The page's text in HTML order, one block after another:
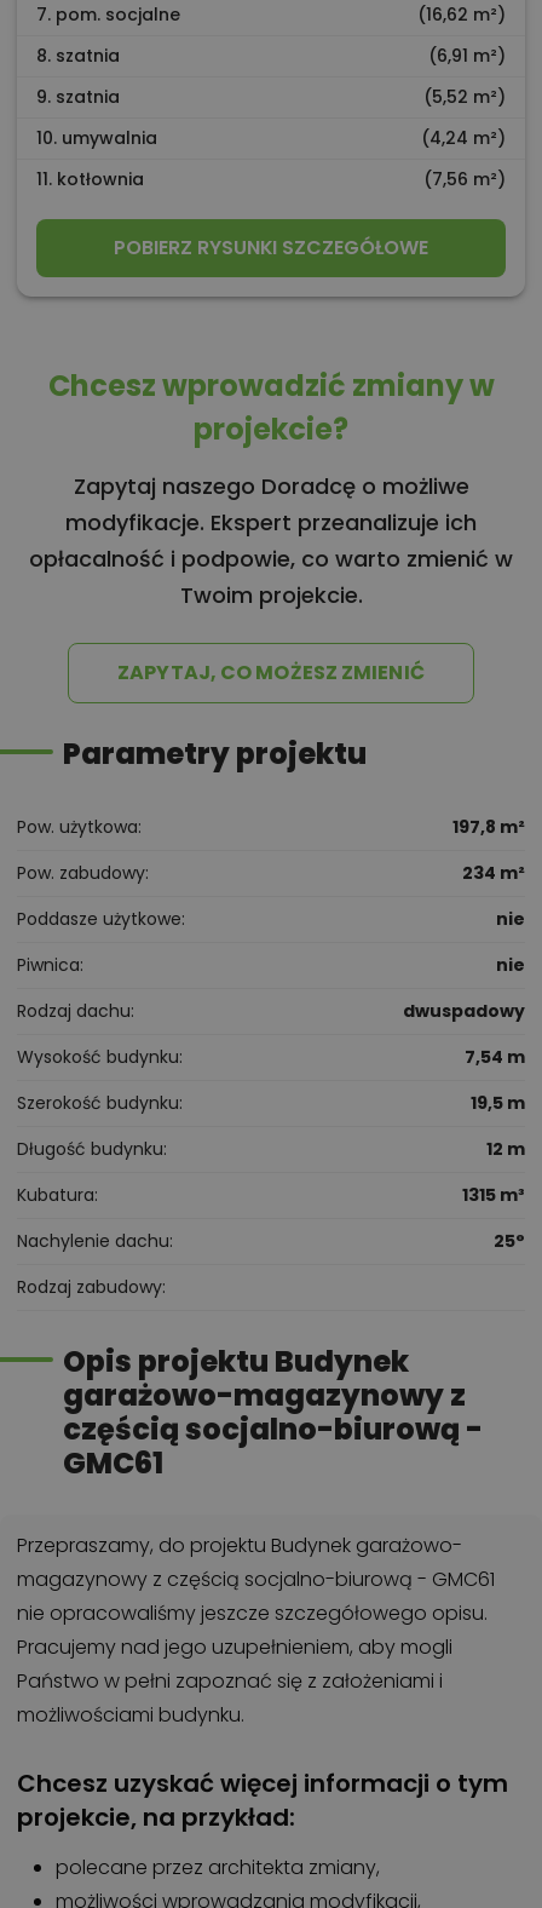
7. pom. socjalne
(16,62 m²)
8. szatnia
(6,91 m²)
9. szatnia
(5,52 m²)
10. umywalnia
(4,24 m²)
11. kotłownia
(7,56 m²)
POBIERZ RYSUNKI SZCZEGÓŁOWE
Chcesz wprowadzić zmiany w
projekcie?
Zapytaj naszego Doradcę o możliwe
modyfikacje. Ekspert przeanalizuje ich
opłacalność i podpowie, co warto zmienić w
Twoim projekcie.
ZAPYTAJ, CO MOŻESZ ZMIENIĆ
Parametry projektu
Pow. użytkowa
197,8 m²
Pow. zabudowy
234 m²
Poddasze użytkowe
nie
Piwnica
nie
Rodzaj dachu
dwuspadowy
Wysokość budynku
7,54 m
Szerokość budynku
19,5 m
Długość budynku
12 m
Kubatura
1315 m³
Nachylenie dachu
25°
Rodzaj zabudowy
Opis projektu Budynek
garażowo-magazynowy z
częścią socjalno-biurową -
GMC61
Przepraszamy, do projektu Budynek garażowo-
magazynowy z częścią socjalno-biurową - GMC61
nie opracowaliśmy jeszcze szczegółowego opisu.
Pracujemy nad jego uzupełnieniem, aby mogli
Państwo w pełni zapoznać się z założeniami i
możliwościami budynku.
Chcesz uzyskać więcej informacji o tym
projekcie, na przykład:
polecane przez architekta zmiany,
możliwości wprowadzania modyfikacji,